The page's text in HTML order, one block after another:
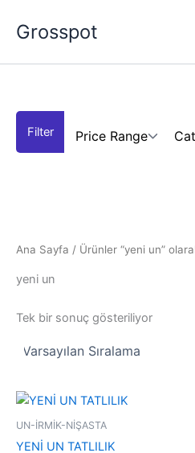
atlaGrosspot
Price Range
Ana Sayfa / Ürünler “yeni un”
yeni un
Tek bir sonuç gösteriliyor
UN-İRMİK-NİŞASTA
YENİ UN TATLILIK
Fiyat
₺1,00
Bu